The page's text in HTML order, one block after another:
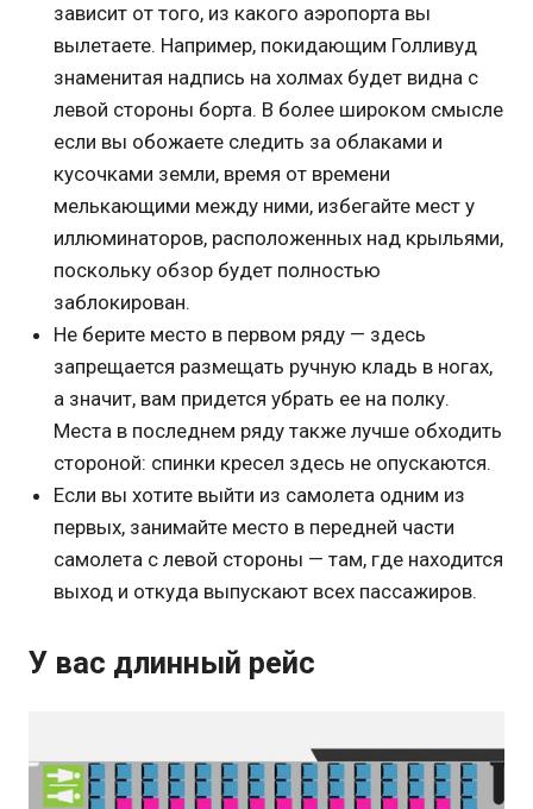
зависит от того, из какого аэропорта вы
вылетаете. Например, покидающим Голливуд
знаменитая надпись на холмах будет видна с
левой стороны борта. В более широком смысле
если вы обожаете следить за облаками и
кусочками земли, время от времени
мелькающими между ними, избегайте мест у
иллюминаторов, расположенных над крыльями,
поскольку обзор будет полностью
заблокирован.
Не берите место в первом ряду — здесь
запрещается размещать ручную кладь в ногах,
а значит, вам придется убрать ее на полку.
Места в последнем ряду также лучше обходить
стороной: спинки кресел здесь не опускаются.
Если вы хотите выйти из самолета одним из
первых, занимайте место в передней части
самолета с левой стороны — там, где находится
выход и откуда выпускают всех пассажиров.
У вас длинный рейс